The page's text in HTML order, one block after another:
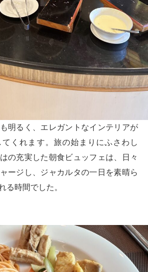
明るく、エレガントなインテリアが
くれます。旅の始まりにふさわし
の充実した朝食ビュッフェは、日々
ージし、ジャカルタの一日を素晴ら
る時間でした。